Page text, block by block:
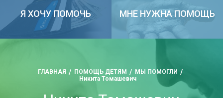
Я ХОЧУ ПОМОЧЬ МНЕ НУЖНА ПОМОЩЬ
ГЛАВНАЯ ПОМОЩЬ ДЕТЯМ
МЫ ПОМОГЛИ
Никита Томашевич